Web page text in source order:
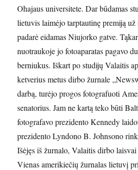
Ohajaus universitete. Dar būdamas
lietuvis laimėjo tarptautinę premiją
padarė eidamas Niujorko gatve.
nuotraukoje jo fotoaparatas pagavo
berniukus. Iškart po studijų Valaitis
ketverius metus dirbo žurnale
darbą, turėjo progos fotografuoti
senatorius. Jam ne kartą teko būti
fotografavo prezidento Kennedy
prezidento Lyndono B. Johnsono
Išėjęs iš žurnalo, Valaitis dirbo
Vienas amerikiečių žurnalas lietuvį